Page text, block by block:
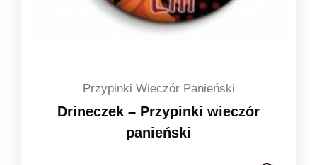
Przypinki Wieczór Panieński
Drineczek – Przypinki wieczór
panieński